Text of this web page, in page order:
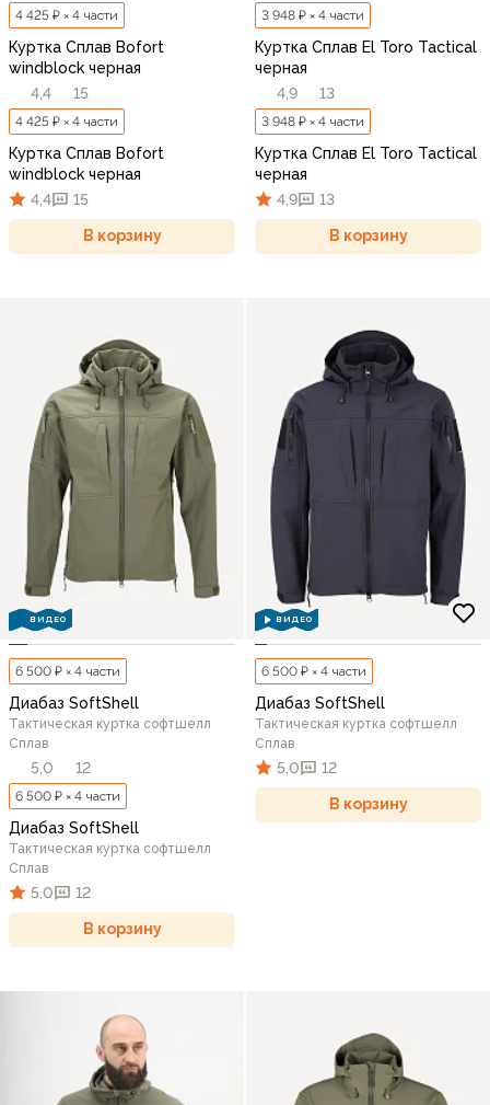
4 425 ₽ × 4 части
Куртка Сплав Bofort
windblock черная
4,4
15
4 425 ₽ × 4 части
Куртка Сплав Bofort
windblock черная
4,4
15
В корзину
3 948 ₽ × 4 части
Куртка Сплав El Toro Tactical
черная
4,9
13
3 948 ₽ × 4 части
Куртка Сплав El Toro Tactical
черная
4,9
13
В корзину
ВИДЕО
6 500 ₽ × 4 части
Диабаз SoftShell
Тактическая куртка софтшелл
Сплав
5,0 12
6 500 ₽ × 4 части
Диабаз SoftShell
Тактическая куртка софтшелл
Сплав
5,0 12
В корзину
ВИДЕО
6 500 ₽ × 4 части
Диабаз SoftShell
Тактическая куртка софтшелл
Сплав
5,0 12
В корзину